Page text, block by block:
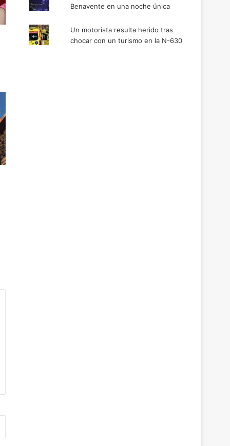
Benavente en una noche única
Un motorista resulta herido tras
chocar con un turismo en la N-630